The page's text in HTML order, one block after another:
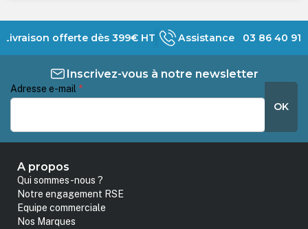
Livraison offerte dès 399€ HT Assistance 03 86 40 91
Inscrivez-vous à notre newsletter
Adresse e-mail *
OK
A propos
Qui sommes-nous ?
Notre engagement RSE
Equipe commerciale
Nos Marques